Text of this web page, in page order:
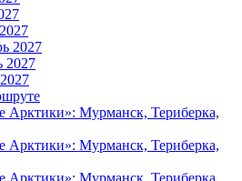
2027
2027
Арктики»: Мурманск, Териберка,
Арктики»: Мурманск, Териберка,
Арктики»: Мурманск, Териберка,